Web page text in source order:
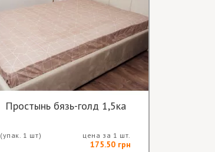
Простынь бязь-голд 1,5ка
(упак. 1 шт) цена за 1 шт.
175.50 грн